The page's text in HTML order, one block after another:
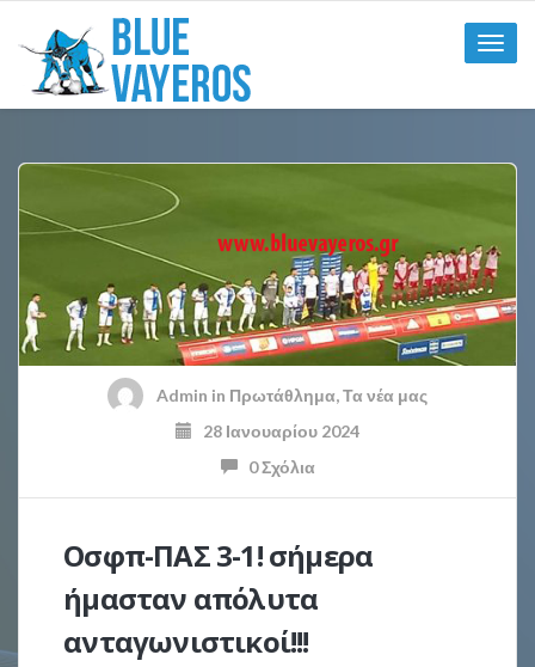
Toggle
Admin in Πρωτάθλημα,Τα νέα μας
28 Ιανουαρίου 2024
0 Σχόλια
Οσφπ-ΠΑΣ 3-1! σήμερα
ήμασταν απόλυτα
ανταγωνιστικοί!!!